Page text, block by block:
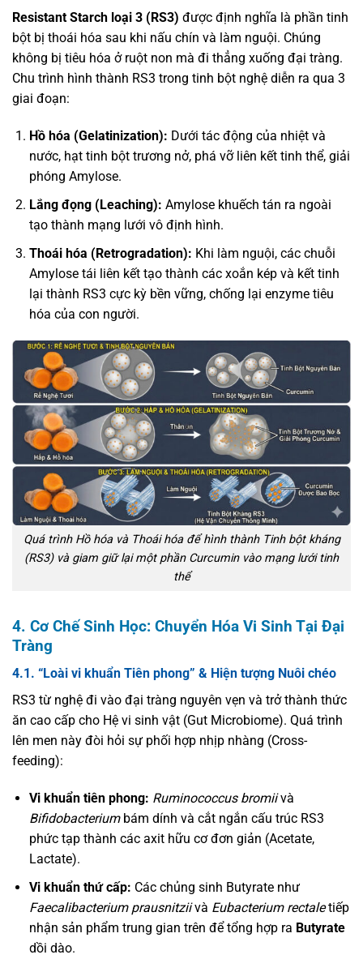
Resistant Starch loại 3 (RS3) được định nghĩa là phần tinh
bột bị thoái hóa sau khi nấu chín và làm nguội. Chúng
không bị tiêu hóa ở ruột non mà đi thẳng xuống đại tràng.
Chu trình hình thành RS3 trong tinh bột nghệ diễn ra qua 3
giai đoạn:
Hồ hóa (Gelatinization): Dưới tác động của nhiệt và
nước, hạt tinh bột trương nở, phá vỡ liên kết tinh thể, giải
phóng Amylose.
Lắng đọng (Leaching): Amylose khuếch tán ra ngoài
tạo thành mạng lưới vô định hình.
Thoái hóa (Retrogradation): Khi làm nguội, các chuỗi
Amylose tái liên kết tạo thành các xoắn kép và kết tinh
lại thành RS3 cực kỳ bền vững, chống lại enzyme tiêu
hóa của con người.
Quá trình Hồ hóa và Thoái hóa để hình thành Tinh bột kháng
(RS3) và giam giữ lại một phần Curcumin vào mạng lưới tinh
thể
4. Cơ Chế Sinh Học: Chuyển Hóa Vi Sinh Tại Đại
Tràng
4.1. “Loài vi khuẩn Tiên phong” & Hiện tượng Nuôi chéo
RS3 từ nghệ đi vào đại tràng nguyên vẹn và trở thành thức
ăn cao cấp cho Hệ vi sinh vật (Gut Microbiome). Quá trình
lên men này đòi hỏi sự phối hợp nhịp nhàng (Cross-
feeding):
Vi khuẩn tiên phong: Ruminococcus bromiivà
Bifidobacteriumbám dính và cắt ngắn cấu trúc RS3
phức tạp thành các axit hữu cơ đơn giản (Acetate,
Lactate).
Vi khuẩn thứ cấp: Các chủng sinh Butyrate như
Faecalibacterium prausnitziivà Eubacterium rectaletiếp
nhận sản phẩm trung gian trên để tổng hợp ra Butyrate
dồi dào.